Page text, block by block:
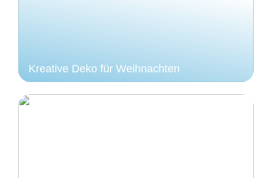
Kreative Deko für Weihnachten